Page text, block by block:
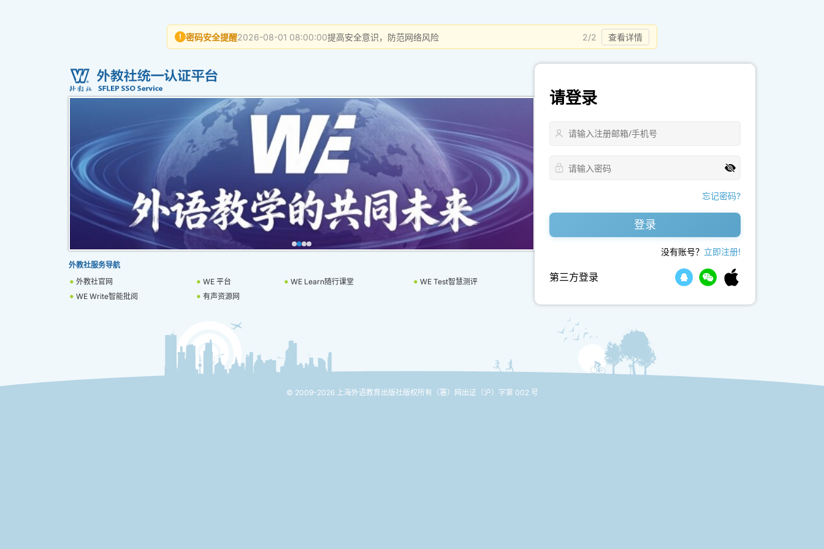
i 浏览器兼容性说明2026-08-01 08:00:00建议使用主流浏览器最新版本访问本站 1/2 查看详情
外教社服务导航
外教社官网
WE 平台 WE Learn随行课堂
WE Test智慧测评
WE Write智能批阅
有声资源网
请登录
忘记密码?
登录
没有账号？ 立即注册!
第三方登录
© 2009-2026 上海外语教育出版社版权所有 （署）网出证（沪）字第 002 号